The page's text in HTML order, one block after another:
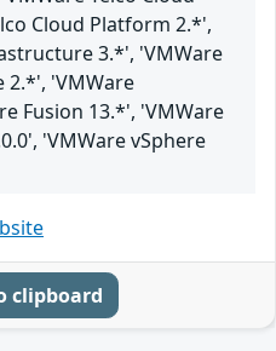
Cloud Platform 2.*',
3.*', 'VMWare
2.*', 'VMWare
Fusion 13.*', 'VMWare
'VMWare vSphere
clipboard